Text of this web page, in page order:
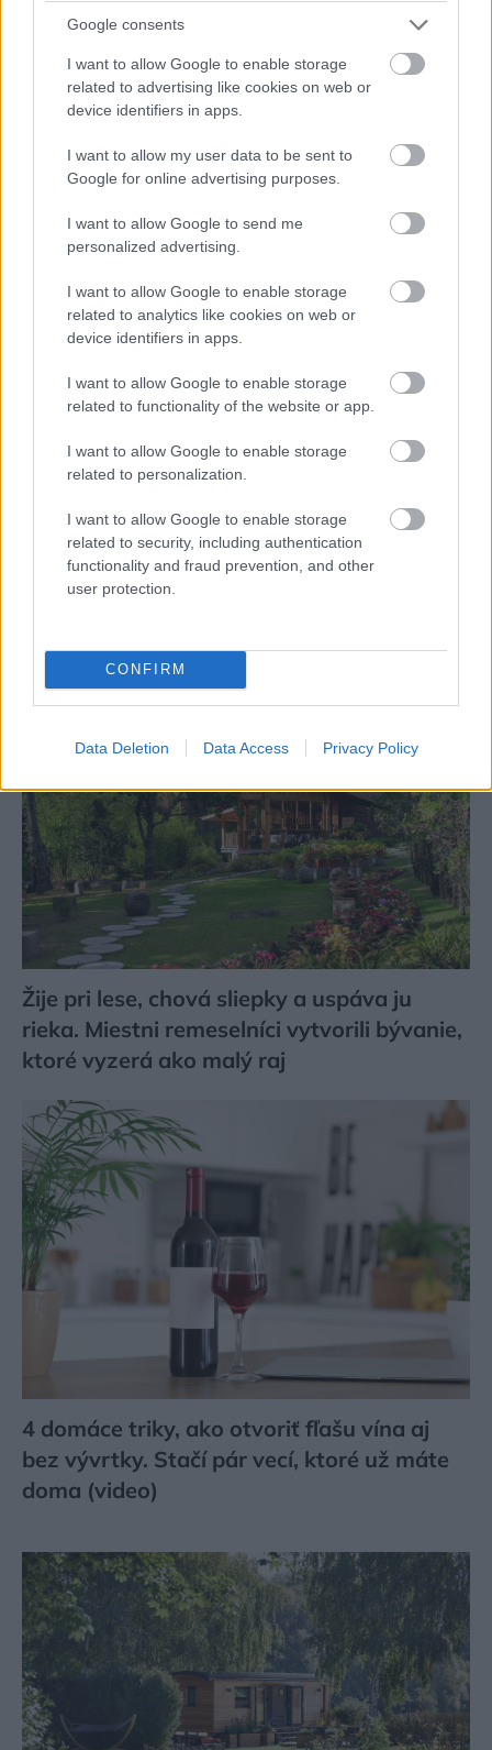
Google consents
I want to allow Google to enable storage
related to advertising like cookies on web or
device identifiers in apps.
I want to allow my user data to be sent to
Google for online advertising purposes.
I want to allow Google to send me
personalized advertising.
I want to allow Google to enable storage
related to analytics like cookies on web or
device identifiers in apps.
I want to allow Google to enable storage
related to functionality of the website or app.
I want to allow Google to enable storage
related to personalization.
I want to allow Google to enable storage
related to security, including authentication
functionality and fraud prevention, and other
user protection.
CONFIRM
Data Deletion Data Access Privacy Policy
priehradových nosníkov so železobetónovou
doskou betónovanou na tvarovaný plech.
Na záver opäť dôrazne upozorňujeme: Práce pri
rekonštrukciách a opravách stropov zverte odbornej firme,
ktorá ich vykoná podľa statického výpočtu pod dohľadom
statika a so súhlasom príslušného stavebného úradu. Aby
sa vám problémy doslova nezosypali na hlavu.
Strecha, podkrovie
Tagy: rekonštrukcia
Pozrite si viac
Žije pri lese, chová sliepky a uspáva ju
rieka. Miestni remeselníci vytvorili bývanie,
ktoré vyzerá ako malý raj
4 domáce triky, ako otvoriť fľašu vína aj
bez vývrtky. Stačí pár vecí, ktoré už máte
doma (video)